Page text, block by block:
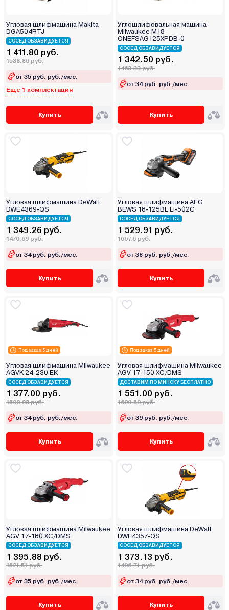
Угловая шлифмашина Makita
DGA504RTJ
СОСЕД ОБЗАВИДУЕТСЯ
1 411.80 руб.
1538.86 руб.
от 35 руб. руб./мес.
Еще 1 комплектация
Купить
Углошлифовальная машина
Milwaukee M18
ONEFSAG125XPDB-0
СОСЕД ОБЗАВИДУЕТСЯ
1 342.50 руб.
1463.33 руб.
от 34 руб. руб./мес.
Купить
Угловая шлифмашина DeWalt
DWE4369-QS
СОСЕД ОБЗАВИДУЕТСЯ
1 349.26 руб.
1470.69 руб.
от 34 руб. руб./мес.
Купить
Угловая шлифмашина AEG
BEWS 18-125BL LI-502C
СОСЕД ОБЗАВИДУЕТСЯ
1 529.91 руб.
1667.6 руб.
от 38 руб. руб./мес.
Купить
Под заказ 5 дней
Угловая шлифмашина Milwaukee
AGVK 24-230 EK
СОСЕД ОБЗАВИДУЕТСЯ
1 377.00 руб.
1500.93 руб.
от 34 руб. руб./мес.
Купить
Под заказ 5 дней
Угловая шлифмашина Milwaukee
AGV 17-150 XC/DMS
ДОСТАВИМ ПО МИНСКУ БЕСПЛАТНО
1 551.00 руб.
1690.59 руб.
от 39 руб. руб./мес.
Купить
Угловая шлифмашина Milwaukee
AGV 17-180 XC/DMS
СОСЕД ОБЗАВИДУЕТСЯ
1 395.88 руб.
1521.51 руб.
от 35 руб. руб./мес.
Купить
Угловая шлифмашина DeWalt
DWE4357-QS
СОСЕД ОБЗАВИДУЕТСЯ
1 373.13 руб.
1496.71 руб.
от 34 руб. руб./мес.
Купить